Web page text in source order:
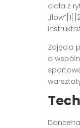
ciała z
Zajęcia
a